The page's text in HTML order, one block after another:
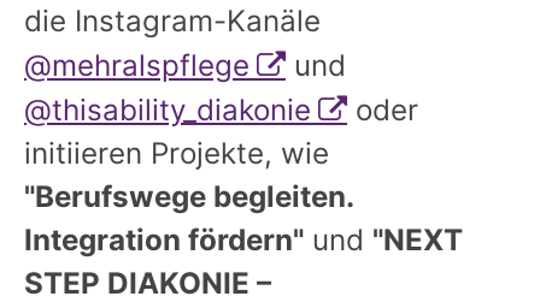
die Instagram-Kanäle
@mehralspflege
und
@thisability_diakonie
oder
initiieren Projekte, wie
"Berufswege begleiten.
Integration fördern" und "NEXT
STEP DIAKONIE –